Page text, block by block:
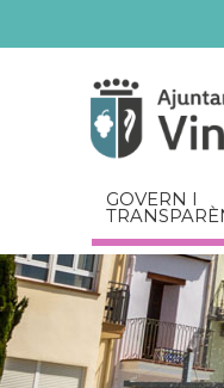
relacionats
GOVERN I